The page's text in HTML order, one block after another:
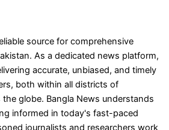
source for comprehensive
As a dedicated news platform,
accurate, unbiased, and timely
both within all districts of
globe. Bangla News understands
informed in today's fast-paced
journalists and researchers work